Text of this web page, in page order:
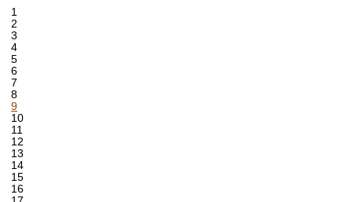
1
2
3
4
5
6
7
8
9
10
11
12
13
14
15
16